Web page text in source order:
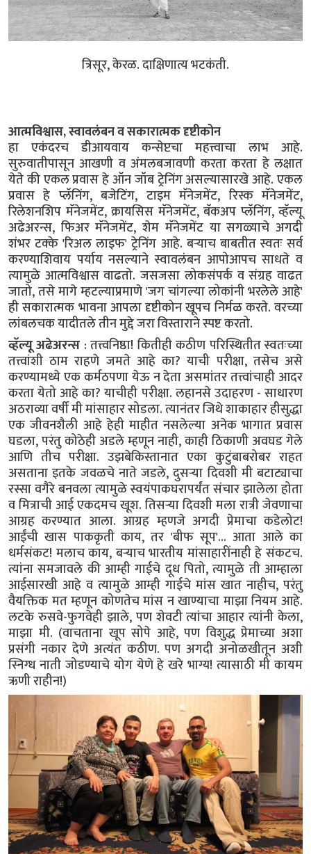
त्रिसूर, केरळ. दाक्षिणात्य भटकंती.
आत्मविश्वास, स्वावलंबन व सकारात्मक दृष्टीकोन
हा एकंदरच डीआयवाय कन्सेप्टचा महत्त्वाचा लाभ आहे.
सुरुवातीपासून आखणी व अंमलबजावणी करता करता हे लक्षात
येते की एकल प्रवास हे ऑन जॉब ट्रेनिंग असल्यासारखे आहे. एकल
प्रवास हे प्लॅनिंग, बजेटिंग, टाइम मॅनेजमेंट, रिस्क मॅनेजमेंट,
रिलेशनशिप मॅनेजमेंट, क्रायसिस मॅनेजमेंट, बॅकअप प्लॅनिंग, व्हॅल्यू
अढेअरन्स, फिअर मॅनेजमेंट, शेम मॅनेजमेंट या सगळ्याचे अगदी
शंभर टक्के 'रिअल लाइफ' ट्रेनिंग आहे. बऱ्याच बाबतीत स्वतः सर्व
करण्याशिवाय पर्याय नसल्याने स्वावलंबन आपोआपच साधते व
त्यामुळे आत्मविश्वास वाढतो. जसजसा लोकसंपर्क व संग्रह वाढत
जातो, तसे मागे म्हटल्याप्रमाणे 'जग चांगल्या लोकांनी भरलेले आहे'
ही सकारात्मक भावना आपला दृष्टीकोन खूपच निर्मळ करते. वरच्या
लांबलचक यादीतले तीन मुद्दे जरा विस्ताराने स्पष्ट करतो.
व्हॅल्यू अढेअरन्स : तत्त्वनिष्ठा! कितीही कठीण परिस्थितीत स्वतःच्या
तत्त्वांशी ठाम राहणे जमते आहे का? याची परीक्षा, तसेच असे
करण्यामध्ये एक कर्मठपणा येऊ न देता असमांतर तत्त्वांचाही आदर
करता येतो आहे का? याचीही परीक्षा. लहानसे उदाहरण - साधारण
अठराव्या वर्षी मी मांसाहार सोडला. त्यानंतर जिथे शाकाहार हीसुद्धा
एक जीवनशैली आहे हेही माहीत नसलेल्या अनेक भागात प्रवास
घडला, परंतु कोठेही अडले म्हणून नाही, काही ठिकाणी अवघड गेले
आणि तीच परीक्षा. उझबेकिस्तानात एका कुटुंबाबरोबर राहत
असताना इतके जवळचे नाते जडले, दुसऱ्या दिवशी मी बटाट्याचा
रस्सा वगैरे बनवला त्यामुळे स्वयंपाकघरापर्यंत संचार झालेला होता
व मित्राची आई एकदमच खूश. तिसऱ्या दिवशी मला रात्री जेवणाचा
आग्रह करण्यात आला. आग्रह म्हणजे अगदी प्रेमाचा कडेलोट!
आईंची खास पाककृती काय, तर 'बीफ सूप'... आता आले का
धर्मसंकट! मलाच काय, बऱ्याच भारतीय मांसाहारींनाही हे संकटच.
त्यांना समजावले की आम्ही गाईचे दूध पितो, त्यामुळे ती आम्हाला
आईसारखी आहे व त्यामुळे आम्ही गाईचे मांस खात नाहीच, परंतु
वैयक्तिक मत म्हणून कोणतेच मांस न खाण्याचा माझा नियम आहे.
लटके रुसवे-फुगवेही झाले, पण शेवटी त्यांचा आहार त्यांनी केला,
माझा मी. (वाचताना खूप सोपे आहे, पण विशुद्ध प्रेमाच्या अशा
प्रसंगी नकार देणे अत्यंत कठीण. पण अगदी अनोळखीतून अशी
स्निग्ध नाती जोडण्याचे योग येणे हे खरे भाग्य! त्यासाठी मी कायम
ऋणी राहीन!)